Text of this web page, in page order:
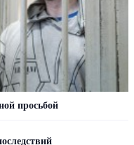
просьбой